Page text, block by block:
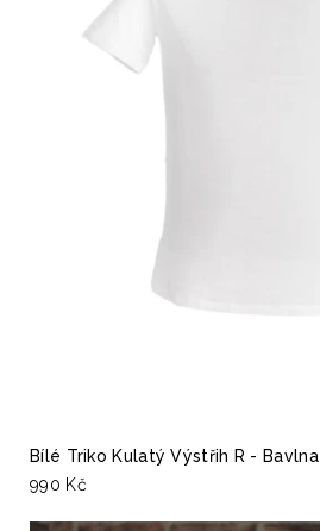
Bílé Triko Kulatý Výstřih R - Bavlna
990 Kč